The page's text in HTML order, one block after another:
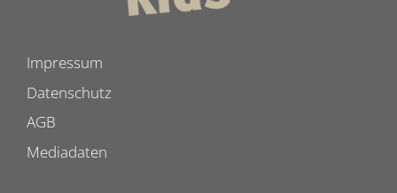
Impressum
Datenschutz
AGB
Mediadaten